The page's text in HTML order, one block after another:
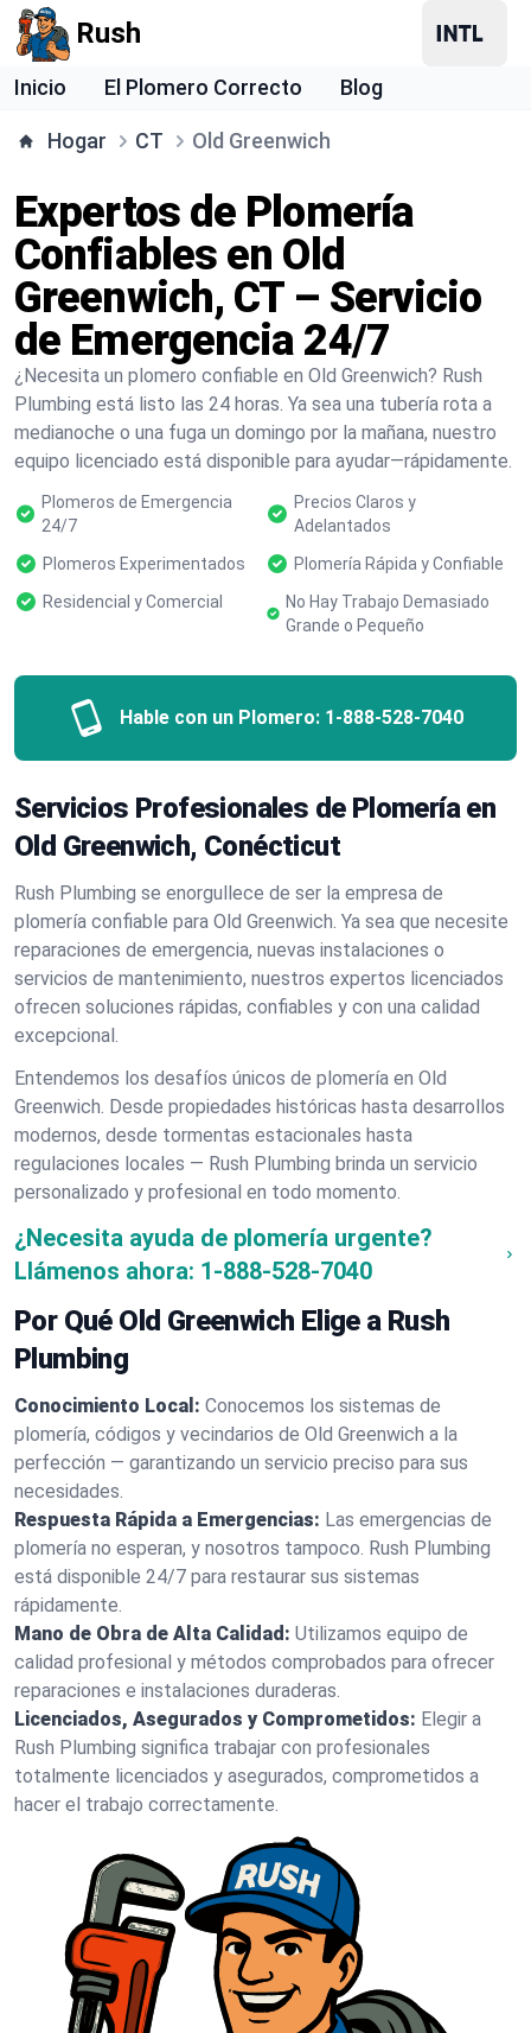
Rush
Inicio El Plomero Correcto Blog
Hogar CT Old Greenwich
Expertos de Plomería
Confiables en Old
Greenwich, CT – Servicio
de Emergencia 24/7
¿Necesita un plomero confiable en Old Greenwich? Rush
Plumbing está listo las 24 horas. Ya sea una tubería rota a
medianoche o una fuga un domingo por la mañana, nuestro
equipo licenciado está disponible para ayudar—rápidamente.
Plomeros de Emergencia
24/7
Precios Claros y
Adelantados
Plomeros Experimentados
Plomería Rápida y Confiable
Residencial y Comercial
No Hay Trabajo Demasiado
Grande o Pequeño
Hable con un Plomero: 1-888-528-7040
Servicios Profesionales de Plomería en
Old Greenwich, Conécticut
Rush Plumbing se enorgullece de ser la empresa de
plomería confiable para Old Greenwich. Ya sea que necesite
reparaciones de emergencia, nuevas instalaciones o
servicios de mantenimiento, nuestros expertos licenciados
ofrecen soluciones rápidas, confiables y con una calidad
excepcional.
Entendemos los desafíos únicos de plomería en Old
Greenwich. Desde propiedades históricas hasta desarrollos
modernos, desde tormentas estacionales hasta
regulaciones locales — Rush Plumbing brinda un servicio
personalizado y profesional en todo momento.
¿Necesita ayuda de plomería urgente?
Llámenos ahora: 1-888-528-7040
Por Qué Old Greenwich Elige a Rush
Plumbing
Conocimiento Local: Conocemos los sistemas de
plomería, códigos y vecindarios de Old Greenwich a la
perfección — garantizando un servicio preciso para sus
necesidades.
Respuesta Rápida a Emergencias: Las emergencias de
plomería no esperan, y nosotros tampoco. Rush Plumbing
está disponible 24/7 para restaurar sus sistemas
rápidamente.
Mano de Obra de Alta Calidad: Utilizamos equipo de
calidad profesional y métodos comprobados para ofrecer
reparaciones e instalaciones duraderas.
Licenciados, Asegurados y Comprometidos: Elegir a
Rush Plumbing significa trabajar con profesionales
totalmente licenciados y asegurados, comprometidos a
hacer el trabajo correctamente.